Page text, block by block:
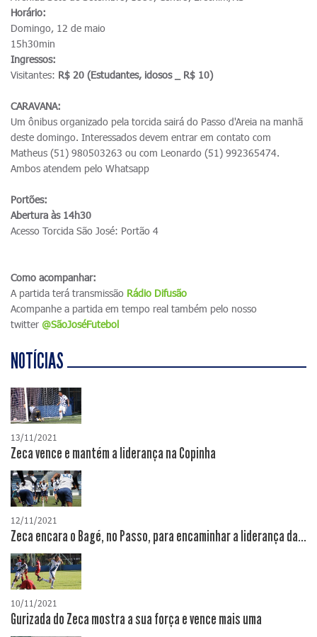
Horário:
Domingo, 12 de maio
15h30min
Ingressos:
Visitantes: R$ 20 (Estudantes, idosos _ R$ 10)
CARAVANA:
Um ônibus organizado pela torcida sairá do Passo d'Areia na manhã
deste domingo. Interessados devem entrar em contato com
Matheus (51) 980503263 ou com Leonardo (51) 992365474.
Ambos atendem pelo Whatsapp
Portões:
Abertura às 14h30
Acesso Torcida São José: Portão 4
Como acompanhar:
A partida terá transmissão Rádio Difusão
Acompanhe a partida em tempo real também pelo nosso
twitter @SãoJoséFutebol
NOTÍCIAS
13/11/2021
Zeca vence e mantém a liderança na Copinha
12/11/2021
Zeca encara o Bagé, no Passo, para encaminhar a liderança da...
10/11/2021
Gurizada do Zeca mostra a sua força e vence mais uma